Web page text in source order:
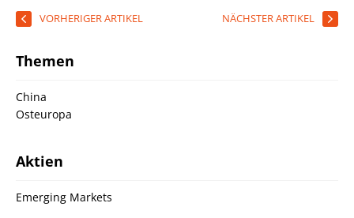
VORHERIGER ARTIKEL NÄCHSTER ARTIKEL
Themen
China
Osteuropa
Aktien
Emerging Markets